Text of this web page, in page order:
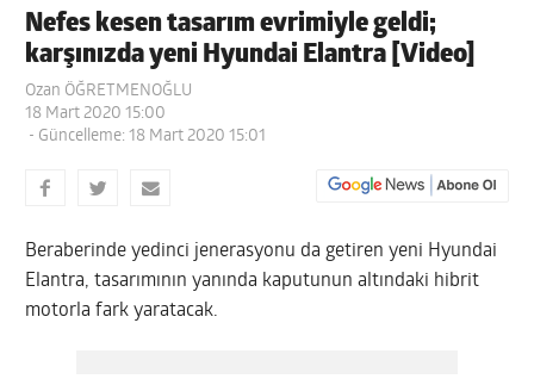
Nefes kesen tasarım evrimiyle geldi;
karşınızda yeni Hyundai Elantra [Video]
Ozan ÖĞRETMENOĞLU
18 Mart 2020 15:00
- Güncelleme: 18 Mart 2020 15:01
Beraberinde yedinci jenerasyonu da getiren yeni Hyundai
Elantra, tasarımının yanında kaputunun altındaki hibrit
motorla fark yaratacak.